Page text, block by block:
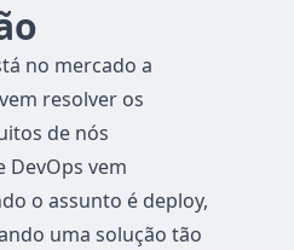
no mercado a
resolver os
de nós
DevOps vem
o assunto é deploy,
uma solução tão